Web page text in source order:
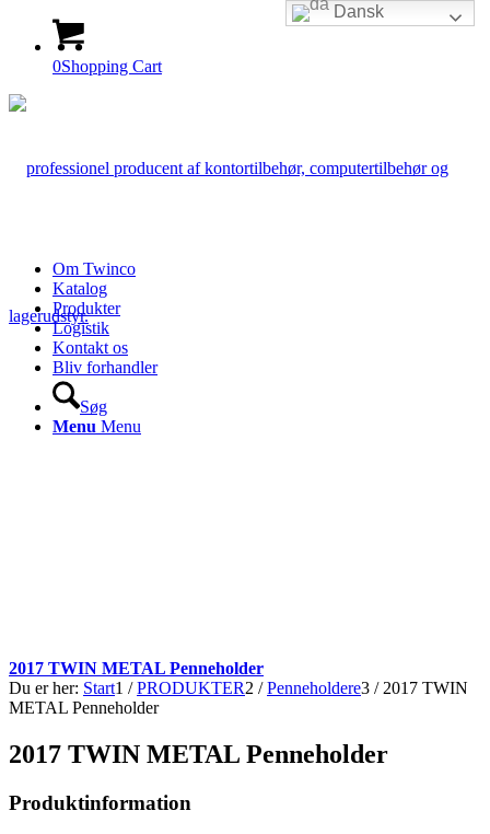
0Shopping Cart
Om Twinco
Katalog
Produkter
Logistik
Kontakt os
Bliv forhandler
Søg
Menu Menu
2017 TWIN METAL Penneholder
Du er her: Start1 / PRODUKTER2 / Penneholdere3 / 2017 TWIN
METAL Penneholder
2017 TWIN METAL Penneholder
Produktinformation
Dansk